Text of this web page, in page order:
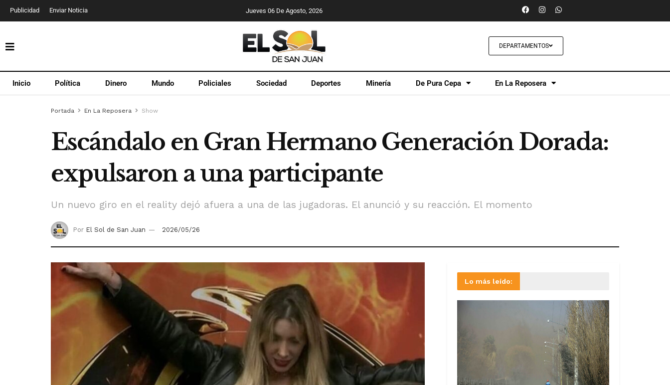
Publicidad Enviar Noticia Jueves 06 De Agosto, 2026
DEPARTAMENTOS
Inicio Política Dinero Mundo Policiales Sociedad Deportes Minería De Pura Cepa En La Reposera
Portada En La Reposera Show
Escándalo en Gran Hermano Generación Dorada:
expulsaron a una participante
Un nuevo giro en el reality dejó afuera a una de las jugadoras. El anunció y su reacción. El momento
Por El Sol de San Juan 2026/05/26
Lo más leído: